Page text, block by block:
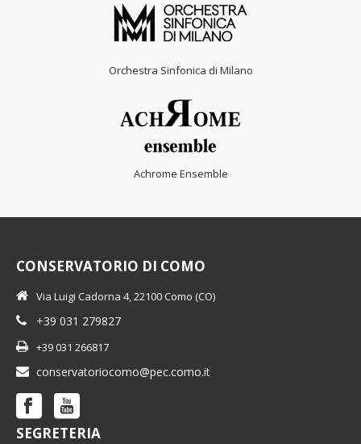
Orchestra Sinfonica di Milano
Achrome Ensemble
CONSERVATORIO DI COMO
Via Luigi Cadorna 4, 22100 Como (CO)
+39 031 279827
+39 031 266817
conservatoriocomo@pec.como.it
SEGRETERIA